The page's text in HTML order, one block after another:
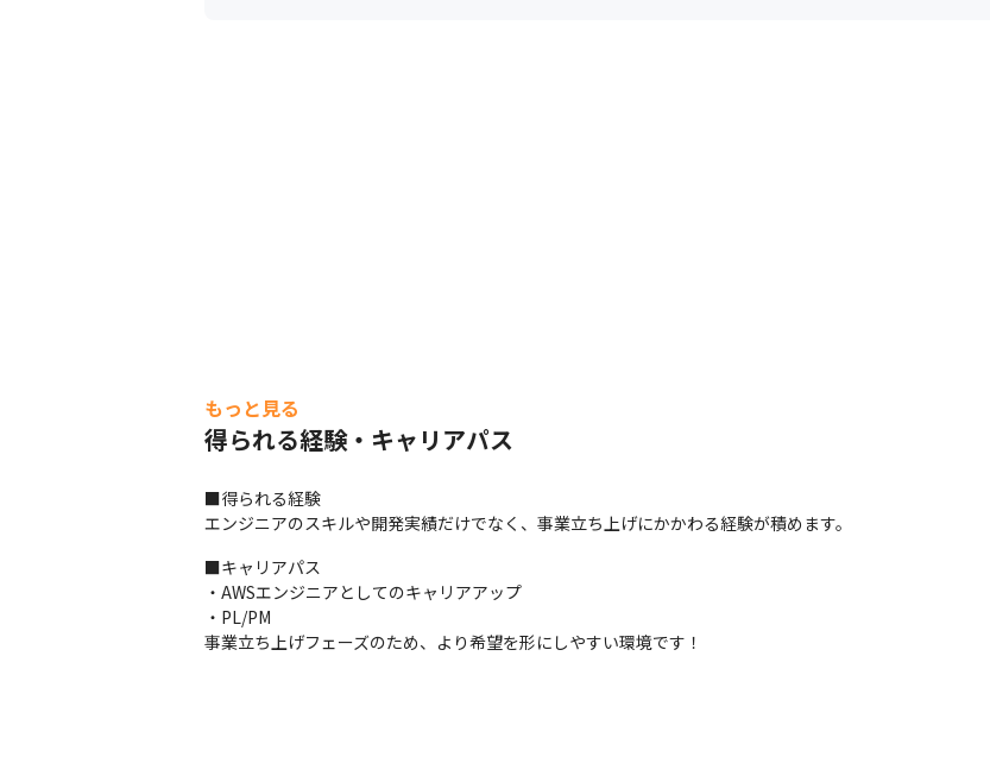
もっと見る
得られる経験・キャリアパス
■得られる経験
エンジニアのスキルや開発実績だけでなく、事業立ち上げにかかわる経験が積めます。
■キャリアパス
・AWSエンジニアとしてのキャリアアップ
・PL/PM
事業立ち上げフェーズのため、より希望を形にしやすい環境です！